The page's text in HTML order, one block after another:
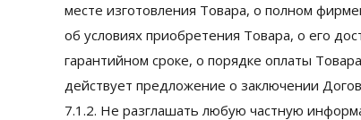
месте изготовления Товара, о полном
об условиях приобретения Товара, о его
гарантийном сроке, о порядке оплаты
действует предложение о заключении
7.1.2. Не разглашать любую частную